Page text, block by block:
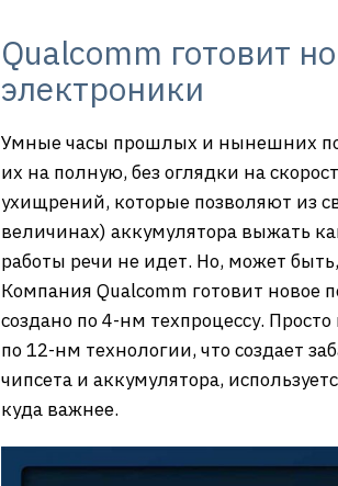
Qualcomm готовит
электроники
Умные часы прошлых и нынешних
их на полную, без оглядки на
ухищрений, которые позволяют из
величинах) аккумулятора выжать
работы речи не идет. Но, может
Компания Qualcomm готовит новое
создано по 4-нм техпроцессу.
по 12-нм технологии, что создает
чипсета и аккумулятора,
куда важнее.